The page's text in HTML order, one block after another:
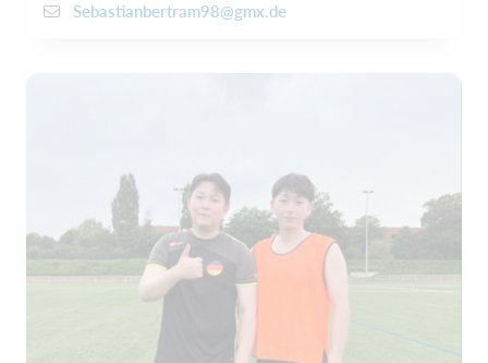
Sebastianbertram98@gmx.de